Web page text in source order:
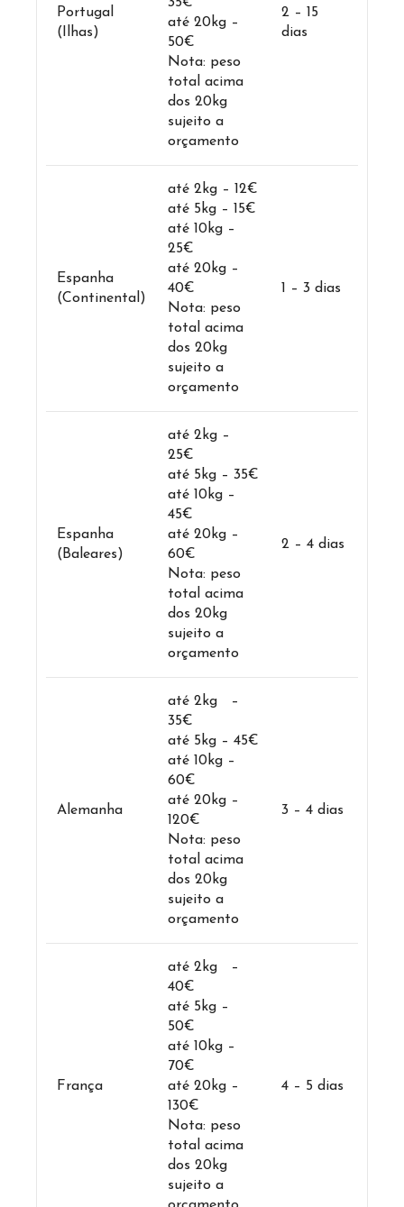
Portugal
(Ilhas)
até 20kg –
50€
Nota: peso
total acima
dos 20kg
sujeito a
orçamento
2 – 15
dias
Espanha
(Continental)
até 2kg – 12€
até 5kg – 15€
até 10kg –
25€
até 20kg –
40€
Nota: peso
total acima
dos 20kg
sujeito a
orçamento
1 – 3 dias
Espanha
(Baleares)
até 2kg –
25€
até 5kg – 35€
até 10kg –
45€
até 20kg –
60€
Nota: peso
total acima
dos 20kg
sujeito a
orçamento
2 – 4 dias
Alemanha
até 2kg –
35€
até 5kg – 45€
até 10kg –
60€
até 20kg –
120€
Nota: peso
total acima
dos 20kg
sujeito a
orçamento
3 – 4 dias
França
até 2kg –
40€
até 5kg –
50€
até 10kg –
70€
até 20kg –
130€
Nota: peso
total acima
dos 20kg
sujeito a
4 – 5 dias